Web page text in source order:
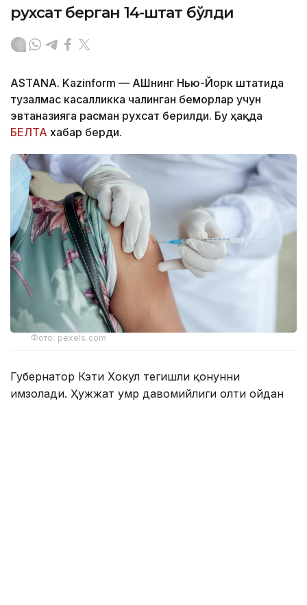
рухсат берган 14-штат бўлди
ASTANA. Kazinform — АҚШнинг Нью-Йорк штатида
тузалмас касалликка чалинган беморлар учун
эвтаназияга расман рухсат берилди. Бу ҳақда
БЕЛТА хабар берди.
Фото: pexels.com
Губернатор Кэти Хокул тегишли қонунни
имзолади. Ҳужжат умр давомийлиги олти ойдан